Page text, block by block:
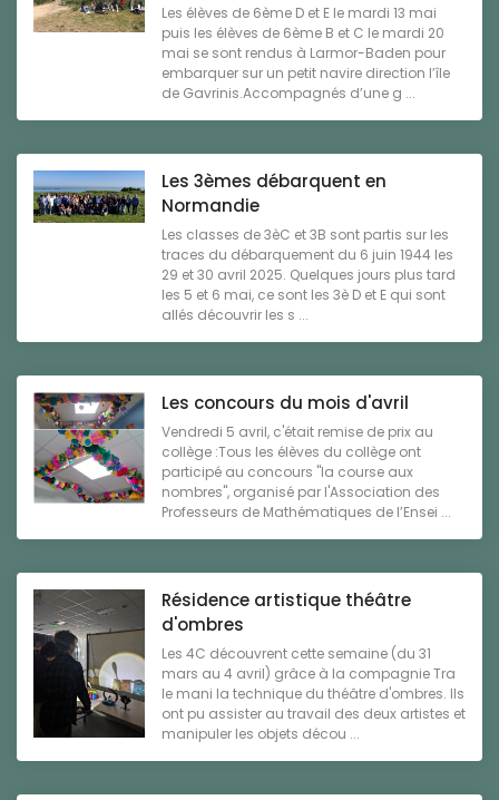
Les élèves de 6ème D et E le mardi 13 mai
puis les élèves de 6ème B et C le mardi 20
mai se sont rendus à Larmor-Baden pour
embarquer sur un petit navire direction l’île
de Gavrinis.Accompagnés d’une g ...
Les 3èmes débarquent en
Normandie
Les classes de 3èC et 3B sont partis sur les
traces du débarquement du 6 juin 1944 les
29 et 30 avril 2025. Quelques jours plus tard
les 5 et 6 mai, ce sont les 3è D et E qui sont
allés découvrir les s ...
Les concours du mois d'avril
Vendredi 5 avril, c'était remise de prix au
collège :Tous les élèves du collège ont
participé au concours "la course aux
nombres", organisé par l'Association des
Professeurs de Mathématiques de l’Ensei ...
Résidence artistique théâtre
d'ombres
Les 4C découvrent cette semaine (du 31
mars au 4 avril) grâce à la compagnie Tra
le mani la technique du théâtre d'ombres. Ils
ont pu assister au travail des deux artistes et
manipuler les objets décou ...